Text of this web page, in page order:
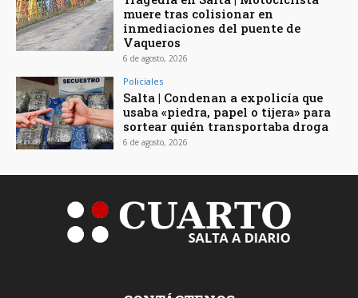
muere tras colisionar en
inmediaciones del puente de
Vaqueros
6 de agosto, 2026
Policiales
Salta | Condenan a expolicía que
usaba «piedra, papel o tijera» para
sortear quién transportaba droga
6 de agosto, 2026